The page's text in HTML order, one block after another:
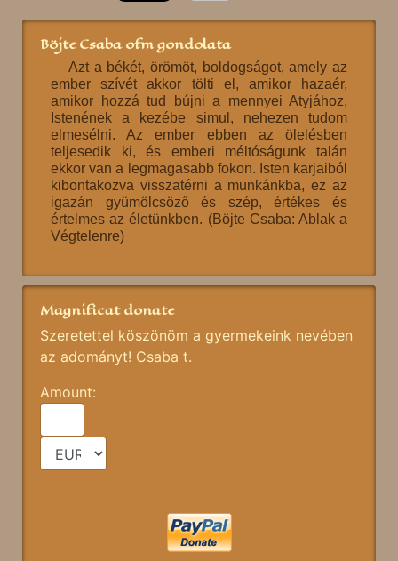
Böjte Csaba ofm gondolata
Azt a békét, örömöt, boldogságot, amely az
ember szívét akkor tölti el, amikor hazaér,
amikor hozzá tud bújni a mennyei Atyjához,
Istenének a kezébe simul, nehezen tudom
elmesélni. Az ember ebben az ölelésben
teljesedik ki, és emberi méltóságunk talán
ekkor van a legmagasabb fokon. Isten karjaiból
kibontakozva visszatérni a munkánkba, ez az
igazán gyümölcsöző és szép, értékes és
értelmes az életünkben. (Böjte Csaba: Ablak a
Végtelenre)
Magnificat donate
Szeretettel köszönöm a gyermekeink nevében
az adományt! Csaba t.
Amount: